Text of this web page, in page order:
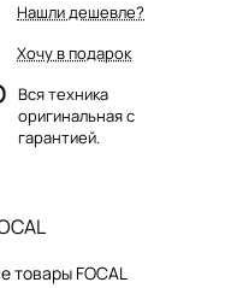
Нашли дешевле?
Хочу в подарок
Вся техника
оригинальная с
гарантией.
товары FOCAL